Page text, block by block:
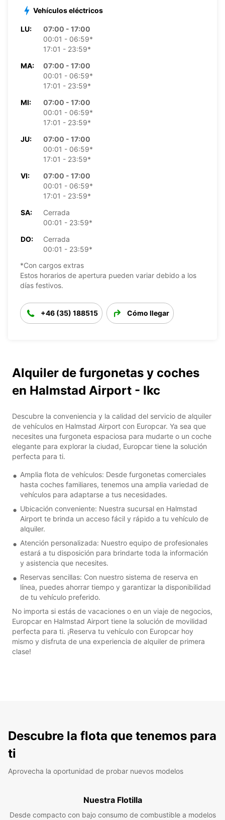
Vehículos eléctricos
LU:
07:00 - 17:00
00:01 - 06:59*
17:01 - 23:59*
MA:
07:00 - 17:00
00:01 - 06:59*
17:01 - 23:59*
MI:
07:00 - 17:00
00:01 - 06:59*
17:01 - 23:59*
JU:
07:00 - 17:00
00:01 - 06:59*
17:01 - 23:59*
VI:
07:00 - 17:00
00:01 - 06:59*
17:01 - 23:59*
SA:
Cerrada
00:01 - 23:59*
DO:
Cerrada
00:01 - 23:59*
*Con cargos extras
Estos horarios de apertura pueden variar debido a los
días festivos.
+46 (35) 188515 Cómo llegar
Alquiler de furgonetas y coches
en Halmstad Airport - Ikc
Descubre la conveniencia y la calidad del servicio de alquiler
de vehículos en Halmstad Airport con Europcar. Ya sea que
necesites una furgoneta espaciosa para mudarte o un coche
elegante para explorar la ciudad, Europcar tiene la solución
perfecta para ti.
Amplia flota de vehículos: Desde furgonetas comerciales
hasta coches familiares, tenemos una amplia variedad de
vehículos para adaptarse a tus necesidades.
Ubicación conveniente: Nuestra sucursal en Halmstad
Airport te brinda un acceso fácil y rápido a tu vehículo de
alquiler.
Atención personalizada: Nuestro equipo de profesionales
estará a tu disposición para brindarte toda la información
y asistencia que necesites.
Reservas sencillas: Con nuestro sistema de reserva en
línea, puedes ahorrar tiempo y garantizar la disponibilidad
de tu vehículo preferido.
No importa si estás de vacaciones o en un viaje de negocios,
Europcar en Halmstad Airport tiene la solución de movilidad
perfecta para ti. ¡Reserva tu vehículo con Europcar hoy
mismo y disfruta de una experiencia de alquiler de primera
clase!
Descubre la flota que tenemos para
ti
Aprovecha la oportunidad de probar nuevos modelos
Nuestra Flotilla
Desde compacto con bajo consumo de combustible a modelos